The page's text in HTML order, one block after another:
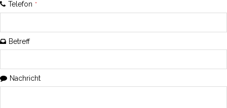
Telefon *
Betreff
Nachricht